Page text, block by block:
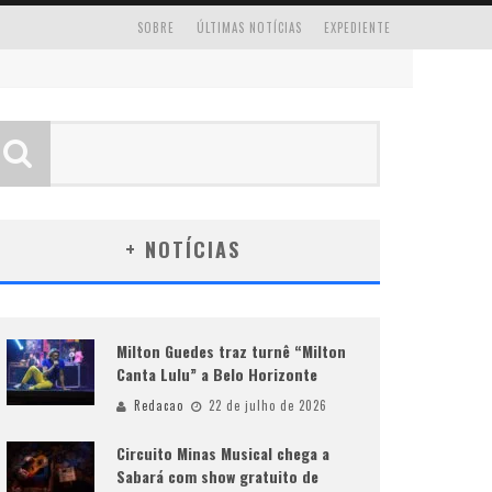
EXPEDIENTE
ÚLTIMAS NOTÍCIAS
SOBRE
+ NOTÍCIAS
Milton Guedes traz turnê “Milton
Canta Lulu” a Belo Horizonte
Redacao 22 de julho de 2026
Circuito Minas Musical chega a
Sabará com show gratuito de